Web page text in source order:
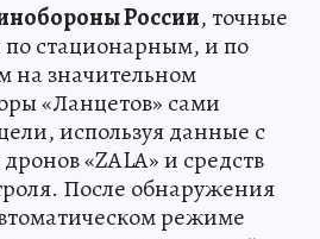
России, точные
по стационарным, и по
на значительном
«Ланцетов» сами
используя данные с
«ZALA» и средств
После обнаружения
режиме